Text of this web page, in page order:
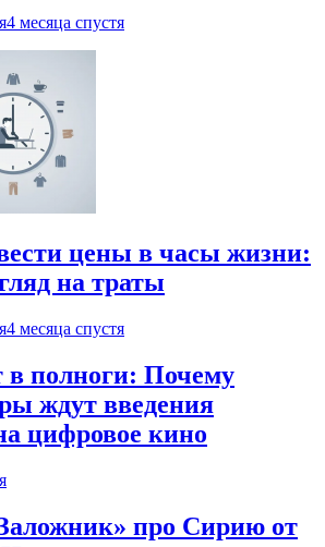
4 месяца спустя
цены в часы жизни:
на траты
4 месяца спустя
в полноги: Почему
ждут введения
цифровое кино
про Сирию от